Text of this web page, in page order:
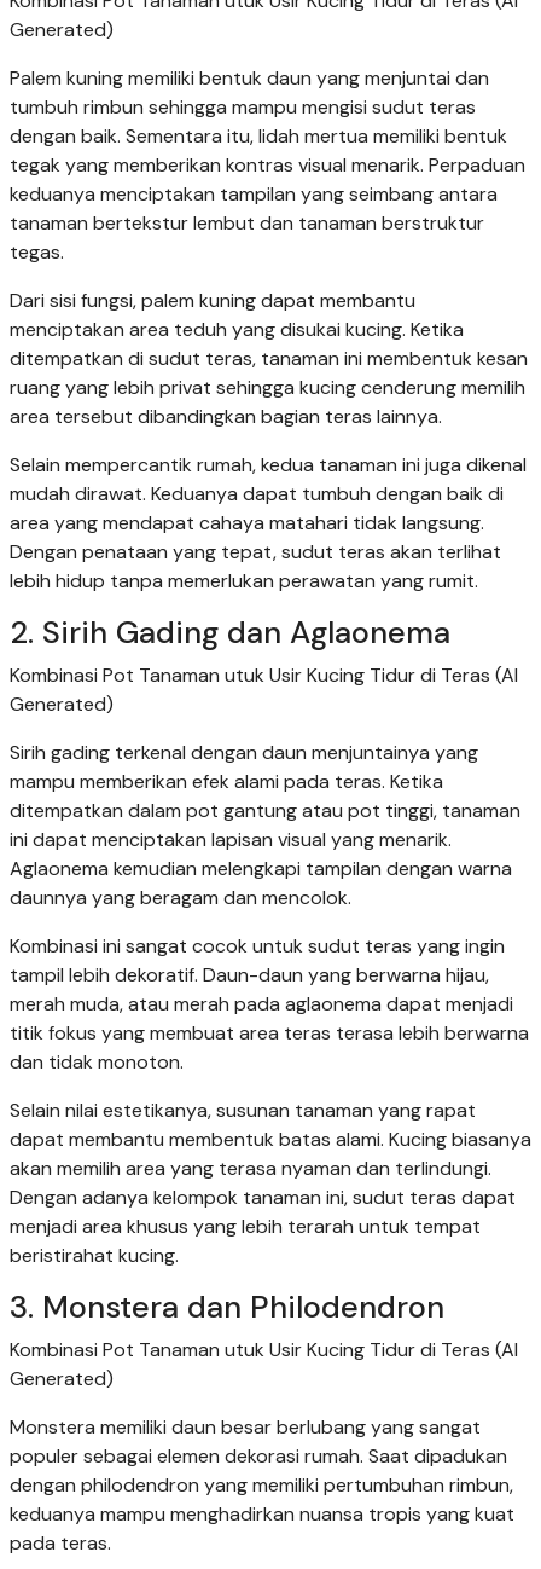
Generated)
Palem kuning memiliki bentuk daun yang menjuntai dan
tumbuh rimbun sehingga mampu mengisi sudut teras
dengan baik. Sementara itu, lidah mertua memiliki bentuk
tegak yang memberikan kontras visual menarik. Perpaduan
keduanya menciptakan tampilan yang seimbang antara
tanaman bertekstur lembut dan tanaman berstruktur
tegas.
Dari sisi fungsi, palem kuning dapat membantu
menciptakan area teduh yang disukai kucing. Ketika
ditempatkan di sudut teras, tanaman ini membentuk kesan
ruang yang lebih privat sehingga kucing cenderung memilih
area tersebut dibandingkan bagian teras lainnya.
Selain mempercantik rumah, kedua tanaman ini juga dikenal
mudah dirawat. Keduanya dapat tumbuh dengan baik di
area yang mendapat cahaya matahari tidak langsung.
Dengan penataan yang tepat, sudut teras akan terlihat
lebih hidup tanpa memerlukan perawatan yang rumit.
2. Sirih Gading dan Aglaonema
Kombinasi Pot Tanaman utuk Usir Kucing Tidur di Teras (AI
Generated)
Sirih gading terkenal dengan daun menjuntainya yang
mampu memberikan efek alami pada teras. Ketika
ditempatkan dalam pot gantung atau pot tinggi, tanaman
ini dapat menciptakan lapisan visual yang menarik.
Aglaonema kemudian melengkapi tampilan dengan warna
daunnya yang beragam dan mencolok.
Kombinasi ini sangat cocok untuk sudut teras yang ingin
tampil lebih dekoratif. Daun-daun yang berwarna hijau,
merah muda, atau merah pada aglaonema dapat menjadi
titik fokus yang membuat area teras terasa lebih berwarna
dan tidak monoton.
Selain nilai estetikanya, susunan tanaman yang rapat
dapat membantu membentuk batas alami. Kucing biasanya
akan memilih area yang terasa nyaman dan terlindungi.
Dengan adanya kelompok tanaman ini, sudut teras dapat
menjadi area khusus yang lebih terarah untuk tempat
beristirahat kucing.
3. Monstera dan Philodendron
Kombinasi Pot Tanaman utuk Usir Kucing Tidur di Teras (AI
Generated)
Monstera memiliki daun besar berlubang yang sangat
populer sebagai elemen dekorasi rumah. Saat dipadukan
dengan philodendron yang memiliki pertumbuhan rimbun,
keduanya mampu menghadirkan nuansa tropis yang kuat
pada teras.